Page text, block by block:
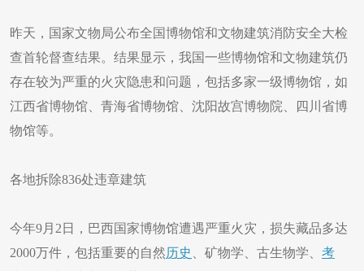
昨天，国家文物局公布全国博物馆和文物建筑消防安全大检
查首轮督查结果。结果显示，我国一些博物馆和文物建筑仍
存在较为严重的火灾隐患和问题，包括多家一级博物馆，如
江西省博物馆、青海省博物馆、沈阳故宫博物院、四川省博
物馆等。
各地拆除836处违章建筑
今年9月2日，巴西国家博物馆遭遇严重火灾，损失藏品多达
2000万件，包括重要的自然历史 、矿物学、古生物学、 考